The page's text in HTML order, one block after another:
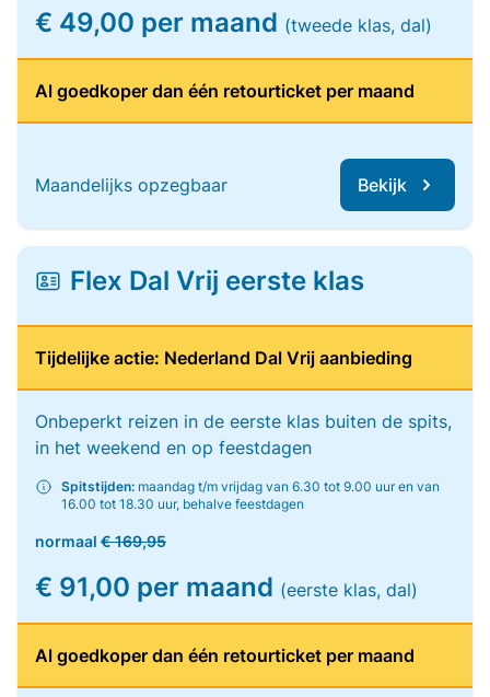
€ 49,00 per maand (tweede klas, dal)
Al goedkoper dan één retourticket per maand
Maandelijks opzegbaar Bekijk
Flex Dal Vrij eerste klas
Tijdelijke actie: Nederland Dal Vrij aanbieding
Onbeperkt reizen in de eerste klas buiten de spits,
in het weekend en op feestdagen
Spitstijden: maandag t/m vrijdag van 6.30 tot 9.00 uur en van
16.00 tot 18.30 uur, behalve feestdagen
normaal € 169,95
€ 91,00 per maand (eerste klas, dal)
Al goedkoper dan één retourticket per maand